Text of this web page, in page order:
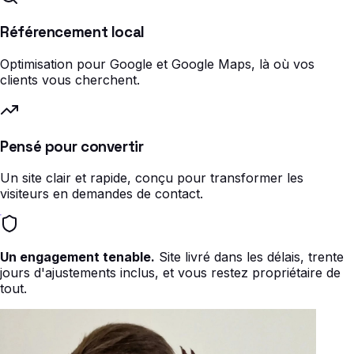
Référencement local
Optimisation pour Google et Google Maps, là où vos
clients vous cherchent.
Pensé pour convertir
Un site clair et rapide, conçu pour transformer les
visiteurs en demandes de contact.
Un engagement tenable. Site livré dans les délais, trente
jours d'ajustements inclus, et vous restez propriétaire de
tout.